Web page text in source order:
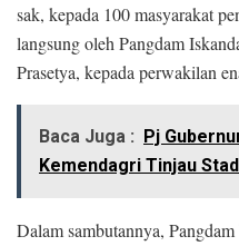
sak, kepada 100 masyarakat
langsung oleh Pangdam
Prasetya, kepada perwakilan
Baca Juga :
Pj
Kemendagri Tinjau
Dalam sambutannya,